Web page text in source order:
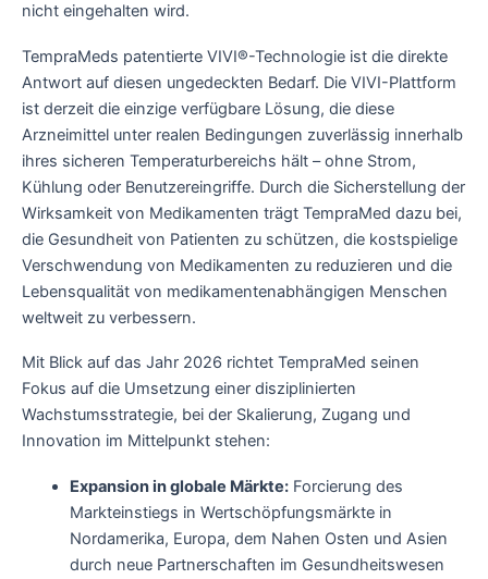
nicht eingehalten wird.
TempraMeds patentierte VIVI®-Technologie ist die direkte
Antwort auf diesen ungedeckten Bedarf. Die VIVI-Plattform
ist derzeit die einzige verfügbare Lösung, die diese
Arzneimittel unter realen Bedingungen zuverlässig innerhalb
ihres sicheren Temperaturbereichs hält – ohne Strom,
Kühlung oder Benutzereingriffe. Durch die Sicherstellung der
Wirksamkeit von Medikamenten trägt TempraMed dazu bei,
die Gesundheit von Patienten zu schützen, die kostspielige
Verschwendung von Medikamenten zu reduzieren und die
Lebensqualität von medikamentenabhängigen Menschen
weltweit zu verbessern.
Mit Blick auf das Jahr 2026 richtet TempraMed seinen
Fokus auf die Umsetzung einer disziplinierten
Wachstumsstrategie, bei der Skalierung, Zugang und
Innovation im Mittelpunkt stehen:
Expansion in globale Märkte:Forcierung des
Markteinstiegs in Wertschöpfungsmärkte in
Nordamerika, Europa, dem Nahen Osten und Asien
durch neue Partnerschaften im Gesundheitswesen